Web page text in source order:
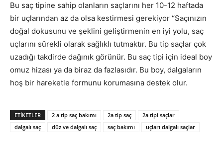
Bu saç tipine sahip olanların saçlarını her 10-12 haftada
bir uçlarından az da olsa kestirmesi gerekiyor “Saçınızın
doğal dokusunu ve şeklini geliştirmenin en iyi yolu, saç
uçlarını sürekli olarak sağlıklı tutmaktır. Bu tip saçlar çok
uzadığı takdirde dağınık görünür. Bu saç tipi için ideal boy
omuz hizası ya da biraz da fazlasıdır. Bu boy, dalgaların
hoş bir hareketle formunu korumasına destek olur.
ETIKETLER 2 a tip saç bakımı 2a tip saç
2a tipi saçlar
dalgalı saç
düz ve dalgalı saç saç bakımı uçları dalgalı saçlar